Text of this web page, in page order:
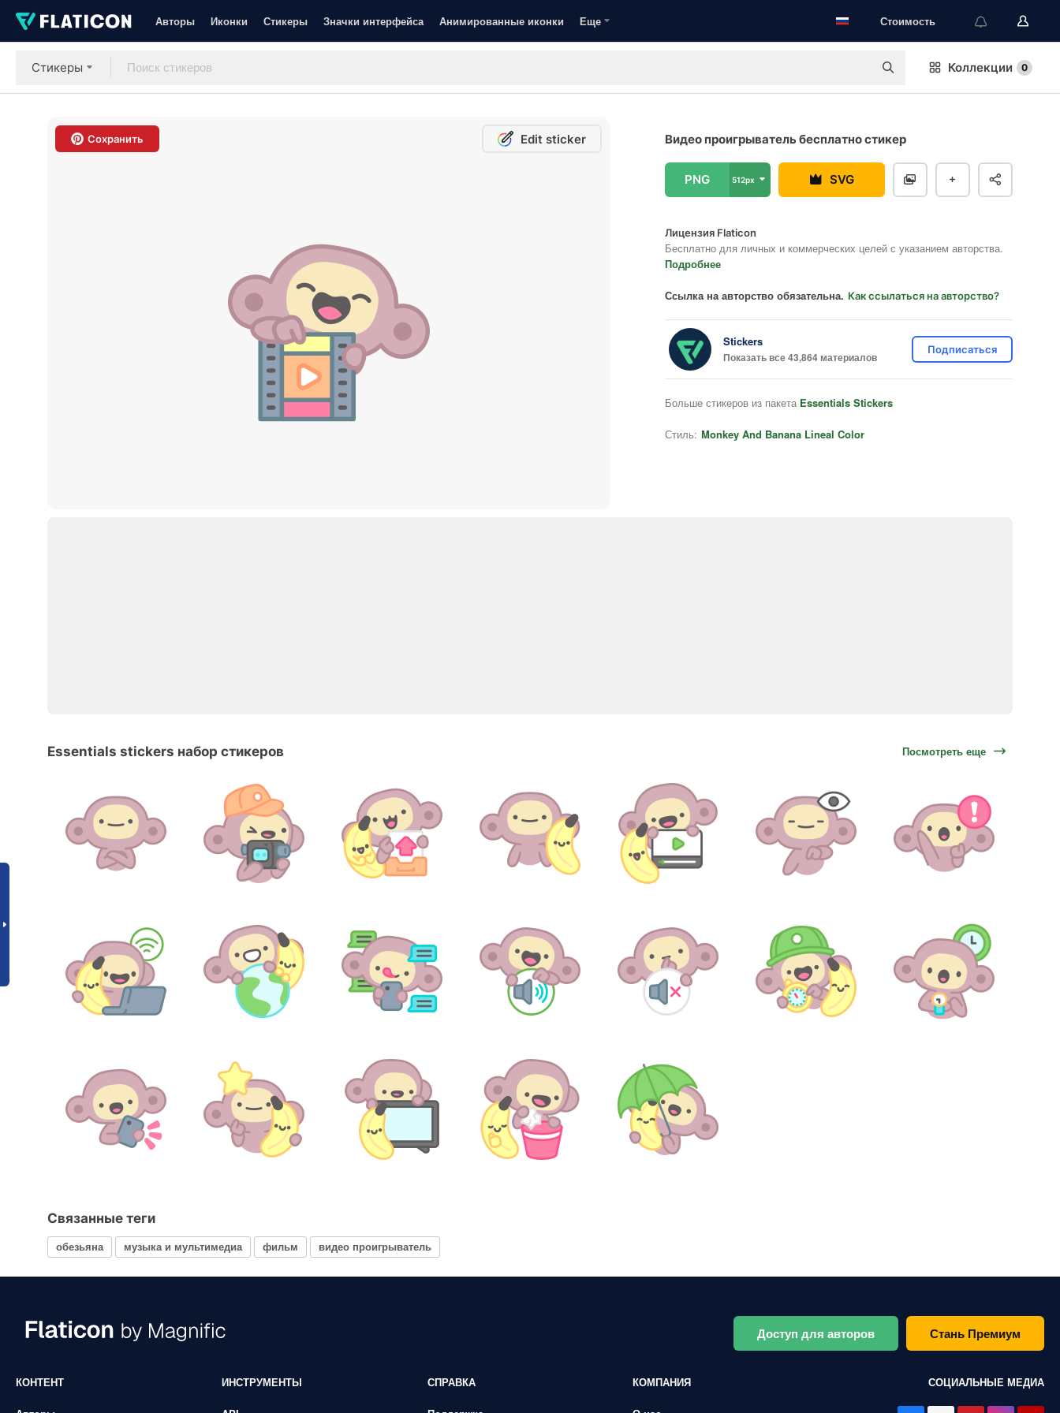
Авторы Иконки Стикеры Значки интерфейса Анимированные иконки Еще Стоимость
Стикеры Коллекции 0
Сохранить Edit sticker Видео проигрыватель бесплатно стикер
PNG 512px SVG
Лицензия Flaticon
Бесплатно для личных и коммерческих целей с указанием авторства.
Подробнее
Ссылка на авторство обязательна. Как ссылаться на авторство?
Stickers
Показать все 43,864 материалов
Подписаться
Больше стикеров из пакета Essentials Stickers
Стиль: Monkey And Banana Lineal Color
Essentials stickers набор стикеров Посмотреть еще
Связанные теги
обезьяна музыка и мультимедиа фильм видео проигрыватель
Доступ для авторов Стань Премиум
КОНТЕНТ ИНСТРУМЕНТЫ СПРАВКА КОМПАНИЯ СОЦИАЛЬНЫЕ МЕДИА